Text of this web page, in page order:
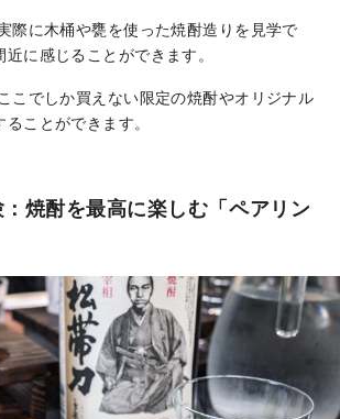
際に木桶や甕を使った焼酎造りを見学で
近に感じることができます。
ここでしか買えない限定の焼酎やオリジナル
ことができます。
：焼酎を最高に楽しむ「ペアリン